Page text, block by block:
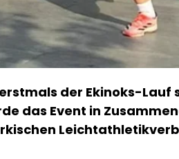
der Ekinoks-
das Event in